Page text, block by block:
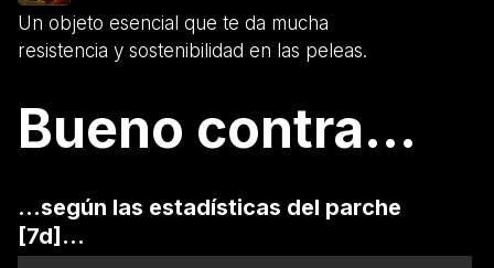
Un objeto esencial que te da mucha
resistencia y sostenibilidad en las peleas.
Bueno contra...
...según las estadísticas del parche
[7d]...